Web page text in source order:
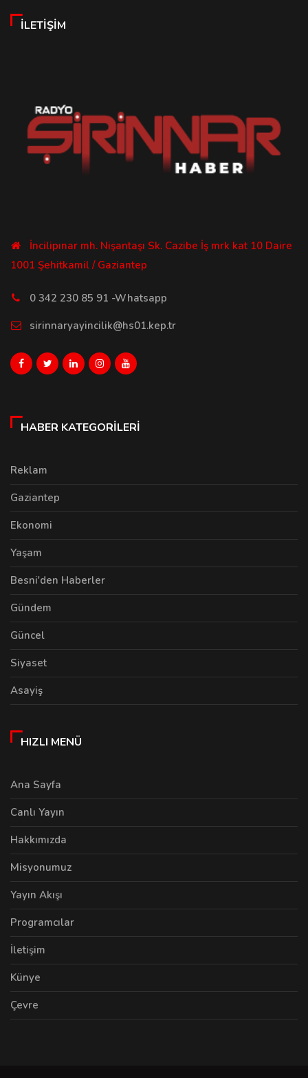
İLETIŞIM
İncilipınar mh. Nişantaşı Sk. Cazibe İş mrk kat 10 Daire
1001 Şehitkamil / Gaziantep
0 342 230 85 91 -Whatsapp
sirinnaryayincilik@hs01.kep.tr
HABER KATEGORILERI
Reklam
Gaziantep
Ekonomi
Yaşam
Besni'den Haberler
Gündem
Güncel
Siyaset
Asayiş
HIZLI MENÜ
Ana Sayfa
Canlı Yayın
Hakkımızda
Misyonumuz
Yayın Akışı
Programcılar
İletişim
Künye
Çevre